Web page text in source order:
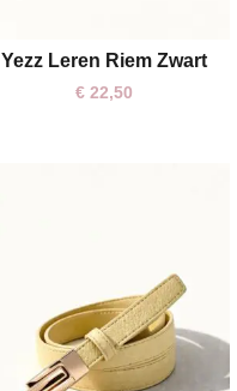
One size
Yezz Leren Riem Zwart
€22,50